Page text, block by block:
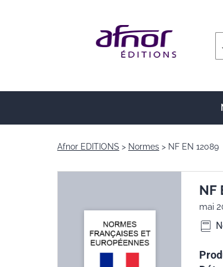
Afnor EDITIONS Normes NF EN 12089
NF
mai